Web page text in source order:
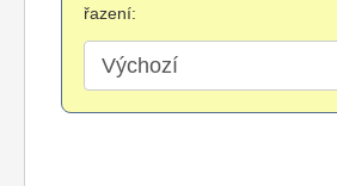
řazení: